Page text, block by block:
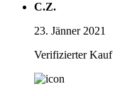
C.Z.
23. Jänner 2021
Verifizierter Kauf